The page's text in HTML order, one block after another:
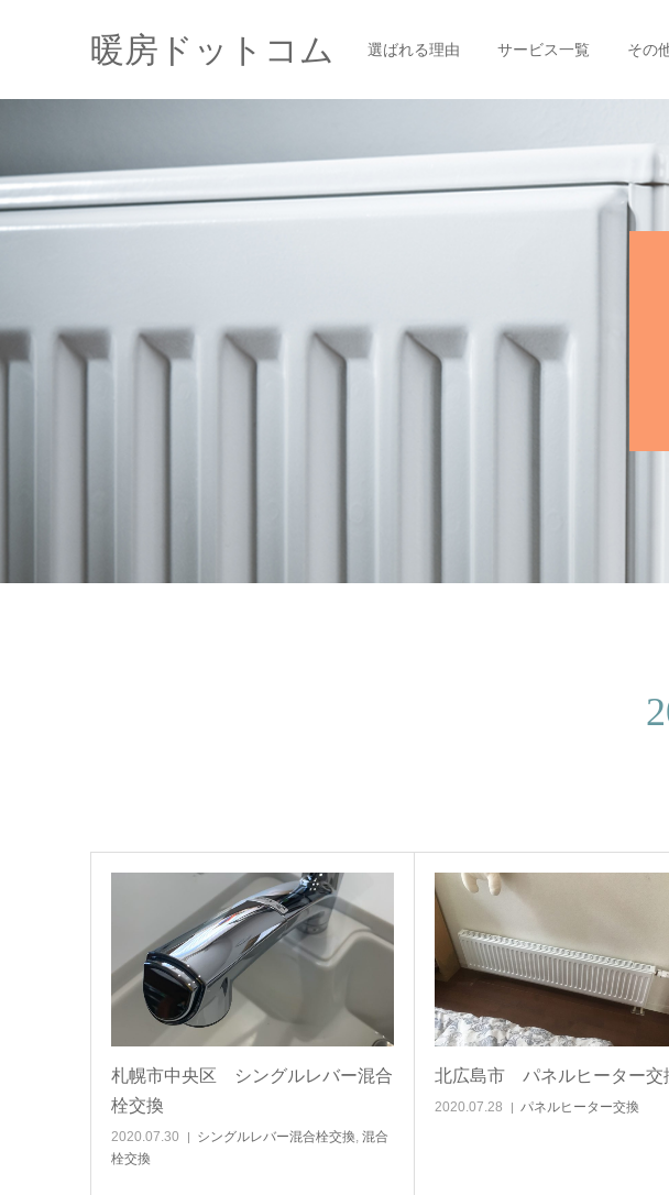
暖房ドットコム 選ばれる理由 サービス一覧 その
札幌市中央区 シングルレバー混合
栓交換
2020.07.30 シングルレバー混合栓交換, 混合
栓交換
北広島市 パネルヒーター交
2020.07.28 パネルヒーター交換